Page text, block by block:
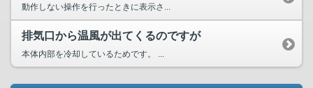
動作しない操作を行ったときに表示さ...
排気口から温風が出てくるのですが
本体内部を冷却しているためです。 ...